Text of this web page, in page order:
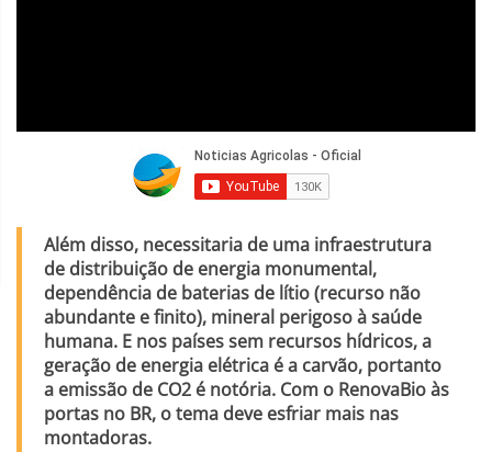
Além disso, necessitaria de uma infraestrutura
de distribuição de energia monumental,
dependência de baterias de lítio (recurso não
abundante e finito), mineral perigoso à saúde
humana. E nos países sem recursos hídricos, a
geração de energia elétrica é a carvão, portanto
a emissão de CO2 é notória. Com o RenovaBio às
portas no BR, o tema deve esfriar mais nas
montadoras.